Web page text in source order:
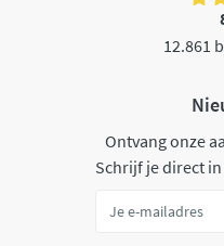
12.861
Ontvang onze
Schrijf je direct